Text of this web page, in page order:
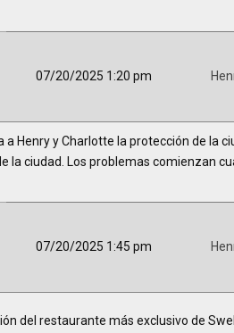
07/20/2025 1:20 pm
a Henry y Charlotte la protección de la
la ciudad. Los problemas comienzan
07/20/2025 1:45 pm
del restaurante más exclusivo de